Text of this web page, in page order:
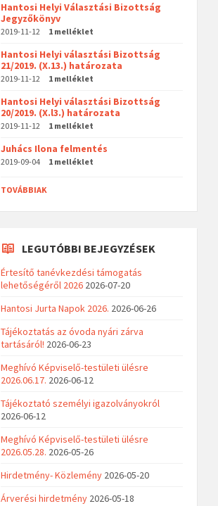
Hantosi Helyi Választási Bizottság
Jegyzőkönyv
2019-11-12 1 melléklet
Hantosi Helyi választási Bizottság
21/2019. (X.13.) határozata
2019-11-12 1 melléklet
Hantosi Helyi választási Bizottság
20/2019. (X.l3.) határozata
2019-11-12 1 melléklet
Juhács Ilona felmentés
2019-09-04 1 melléklet
TOVÁBBIAK
LEGUTÓBBI BEJEGYZÉSEK
Értesítő tanévkezdési támogatás
lehetőségéről 2026 2026-07-20
Hantosi Jurta Napok 2026. 2026-06-26
Tájékoztatás az óvoda nyári zárva
tartásáról! 2026-06-23
Meghívó Képviselő-testületi ülésre
2026.06.17. 2026-06-12
Tájékoztató személyi igazolványokról
2026-06-12
Meghívó Képviselő-testületi ülésre
2026.05.28. 2026-05-26
Hirdetmény- Közlemény 2026-05-20
Árverési hirdetmény 2026-05-18